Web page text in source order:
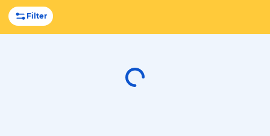
Filter